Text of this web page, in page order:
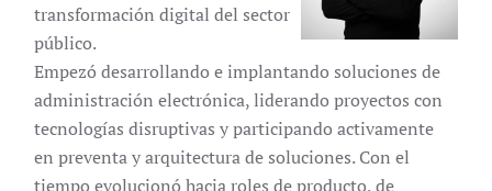
transformación digital del sector
público.
Empezó desarrollando e implantando soluciones de
administración electrónica, liderando proyectos con
tecnologías disruptivas y participando activamente
en preventa y arquitectura de soluciones. Con el
tiempo evolucionó hacia roles de producto, de